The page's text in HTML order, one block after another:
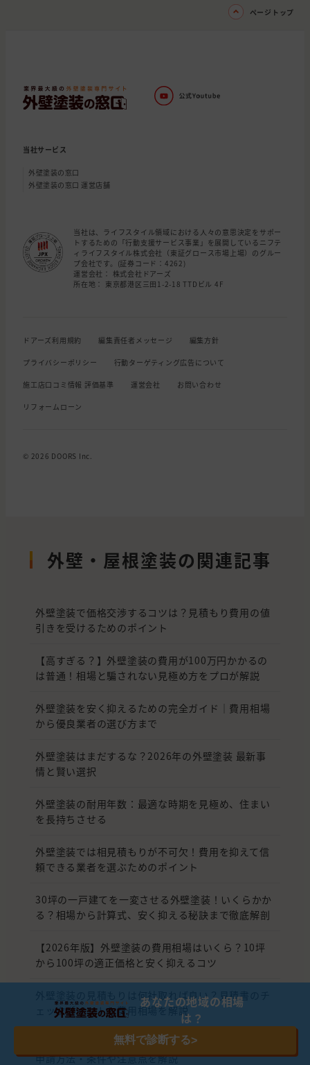
ページトップ
当社サービス
外壁塗装の窓口
外壁塗装の窓口 運営店舗
当社は、ライフスタイル領域における人々の意思決定をサポー
トするための「行動支援サービス事業」を展開しているニフテ
ィライフスタイル株式会社（東証グロース市場上場）のグルー
プ会社です。(証券コード：4262)
運営会社： 株式会社ドアーズ
所在地： 東京都港区三田1-2-18 TTDビル 4F
ドアーズ利用規約 編集責任者メッセージ 編集方針
プライバシーポリシー 行動ターゲティング広告について
施工店口コミ情報 評価基準 運営会社 お問い合わせ
リフォームローン
© 2026 DOORS Inc.
外壁・屋根塗装の関連記事
外壁塗装で価格交渉するコツは？見積もり費用の値
引きを受けるためのポイント
【高すぎる？】外壁塗装の費用が100万円かかるの
は普通！相場と騙されない見極め方をプロが解説
外壁塗装を安く抑えるための完全ガイド｜費用相場
から優良業者の選び方まで
外壁塗装はまだするな？2026年の外壁塗装 最新事
情と賢い選択
外壁塗装の耐用年数：最適な時期を見極め、住まい
を長持ちさせる
外壁塗装では相見積もりが不可欠！費用を抑えて信
頼できる業者を選ぶためのポイント
30坪の一戸建てを一変させる外壁塗装！いくらかか
る？相場から計算式、安く抑える秘訣まで徹底解剖
【2026年版】外壁塗装の費用相場はいくら？10坪
から100坪の適正価格と安く抑えるコツ
外壁塗装の見積もりは何社取れば良い？見積書のチ
ェックポイントと費用相場を解説
【2026年最新】外壁塗装の助成金・補助金まとめ｜
申請方法・条件や注意点を解説
あなたの地域の相場
は？
無料で診断する>